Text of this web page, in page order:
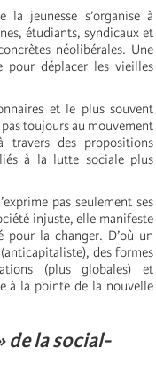
jeunesse s’organise à
étudiants, syndicaux et
néolibérales. Une
pour déplacer les vieilles
et le plus souvent
toujours au mouvement
des propositions
liés à la lutte sociale plus
pas seulement ses
injuste, elle manifeste
pour la changer. D’où un
des formes
(plus globales) et
à la pointe de la nouvelle
de la social-